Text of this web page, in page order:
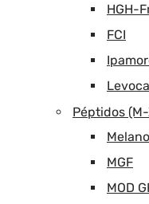
HGH-
FCI
Péptidos
MGF
MOD